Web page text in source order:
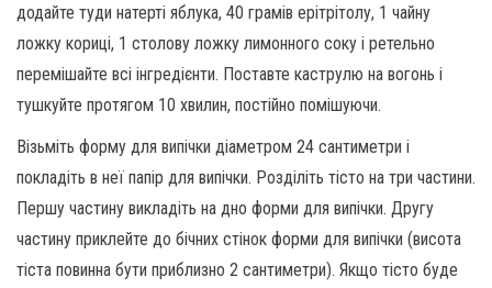
додайте туди натерті яблука, 40 грамів ерітрітолу, 1 чайну
ложку кориці, 1 столову ложку лимонного соку і ретельно
перемішайте всі інгредієнти. Поставте каструлю на вогонь і
тушкуйте протягом 10 хвилин, постійно помішуючи.
Візьміть форму для випічки діаметром 24 сантиметри і
покладіть в неї папір для випічки. Розділіть тісто на три частини.
Першу частину викладіть на дно форми для випічки. Другу
частину приклейте до бічних стінок форми для випічки (висота
тіста повинна бути приблизно 2 сантиметри). Якщо тісто буде